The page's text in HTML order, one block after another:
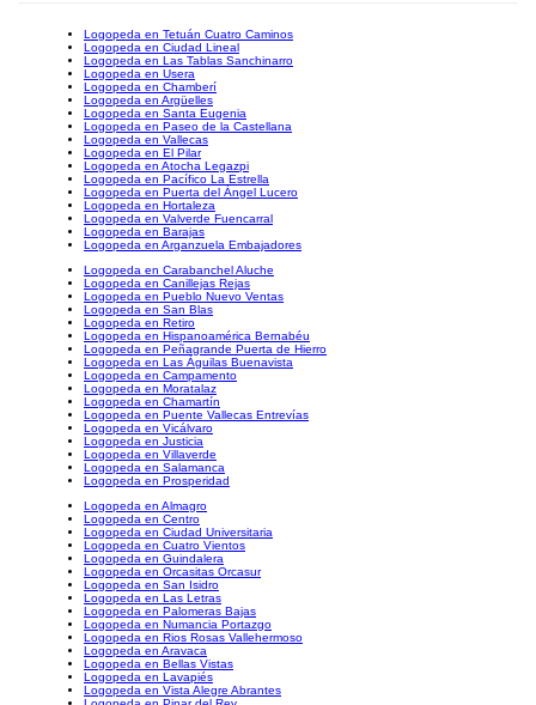
Logopeda en Tetuán Cuatro Caminos
Logopeda en Ciudad Lineal
Logopeda en Las Tablas Sanchinarro
Logopeda en Usera
Logopeda en Chamberí
Logopeda en Argüelles
Logopeda en Santa Eugenia
Logopeda en Paseo de la Castellana
Logopeda en Vallecas
Logopeda en El Pilar
Logopeda en Atocha Legazpi
Logopeda en Pacífico La Estrella
Logopeda en Puerta del Ángel Lucero
Logopeda en Hortaleza
Logopeda en Valverde Fuencarral
Logopeda en Barajas
Logopeda en Arganzuela Embajadores
Logopeda en Carabanchel Aluche
Logopeda en Canillejas Rejas
Logopeda en Pueblo Nuevo Ventas
Logopeda en San Blas
Logopeda en Retiro
Logopeda en Hispanoamérica Bernabéu
Logopeda en Peñagrande Puerta de Hierro
Logopeda en Las Águilas Buenavista
Logopeda en Campamento
Logopeda en Moratalaz
Logopeda en Chamartín
Logopeda en Puente Vallecas Entrevías
Logopeda en Vicálvaro
Logopeda en Justicia
Logopeda en Villaverde
Logopeda en Salamanca
Logopeda en Prosperidad
Logopeda en Almagro
Logopeda en Centro
Logopeda en Ciudad Universitaria
Logopeda en Cuatro Vientos
Logopeda en Guindalera
Logopeda en Orcasitas Orcasur
Logopeda en San Isidro
Logopeda en Las Letras
Logopeda en Palomeras Bajas
Logopeda en Numancia Portazgo
Logopeda en Rios Rosas Vallehermoso
Logopeda en Aravaca
Logopeda en Bellas Vistas
Logopeda en Lavapiés
Logopeda en Vista Alegre Abrantes